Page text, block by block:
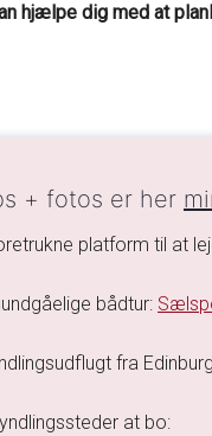
hjælpe dig med at
+ fotos er her
platform til at
bådtur:
fra
at bo: